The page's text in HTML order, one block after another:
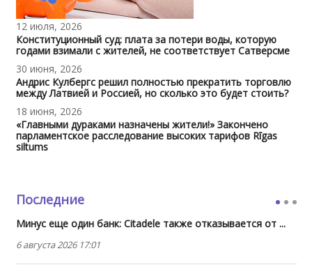
12 июля, 2026
Конституционный суд: плата за потери воды, которую
годами взимали с жителей, не соответствует Сатверсме
30 июня, 2026
Андрис Кулбергс решил полностью прекратить торговлю
между Латвией и Россией, но сколько это будет стоить?
18 июня, 2026
«Главными дураками назначены жители!» Закончено
парламентское расследование высоких тарифов Rīgas
siltums
Последние
Минус еще один банк: Citadele также отказывается от ...
6 августа 2026 17:01